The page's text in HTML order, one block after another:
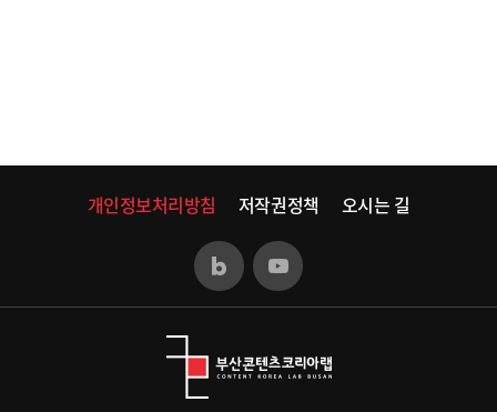
개인정보처리방침 저작권정책 오시는 길